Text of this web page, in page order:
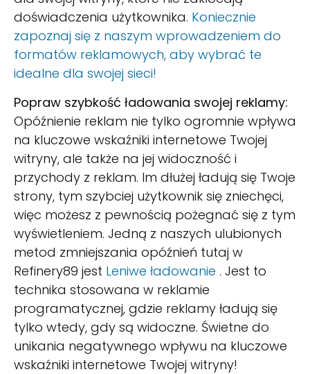
doświadczenia użytkownika. Koniecznie
zapoznaj się z naszym wprowadzeniem do
formatów reklamowych, aby wybrać te
idealne dla swojej sieci!
Popraw szybkość ładowania swojej reklamy:
Opóźnienie reklam nie tylko ogromnie wpływa
na kluczowe wskaźniki internetowe Twojej
witryny, ale także na jej widoczność i
przychody z reklam. Im dłużej ładują się Twoje
strony, tym szybciej użytkownik się zniechęci,
więc możesz z pewnością pożegnać się z tym
wyświetleniem. Jedną z naszych ulubionych
metod zmniejszania opóźnień tutaj w
Refinery89 jest Leniwe ładowanie . Jest to
technika stosowana w reklamie
programatycznej, gdzie reklamy ładują się
tylko wtedy, gdy są widoczne. Świetne do
unikania negatywnego wpływu na kluczowe
wskaźniki internetowe Twojej witryny!